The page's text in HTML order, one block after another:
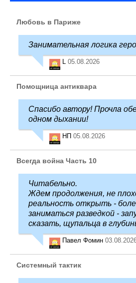
Любовь в Париже
Занимательная логика
L 05.08.2026
Помощница антиквара
Спасибо автору! Прочла
одном дыхании!
НП 05.08.2026
Всегда война Часть 10
Читабельно.
Ждем продолжения, не
реальность открыть -
заниматься разведкой -
сказать, щупальца в
Павел Фомин
Системный тактик